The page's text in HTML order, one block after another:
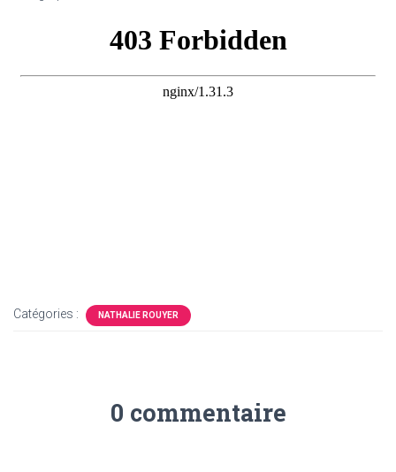
Catégories : NATHALIE ROUYER
0 commentaire